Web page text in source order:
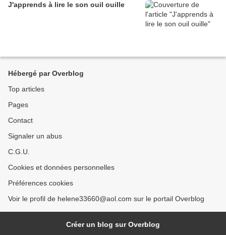
J'apprends à lire le son ouil ouille
Hébergé par Overblog
Top articles
Pages
Contact
Signaler un abus
C.G.U.
Cookies et données personnelles
Préférences cookies
Voir le profil de helene33660@aol.com sur le portail Overblog
Créer un blog sur Overblog